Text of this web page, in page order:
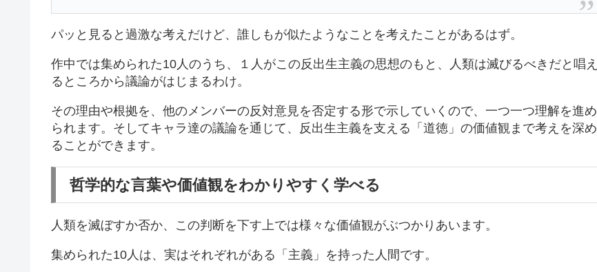
パッと見ると過激な考えだけど、誰しもが似たようなことを考えたことがあるはず。
作中では集められた10人のうち、１人がこの反出生主義の思想のもと、人類は滅びるべきだと唱え
るところから議論がはじまるわけ。
その理由や根拠を、他のメンバーの反対意見を否定する形で示していくので、一つ一つ理解を進め
られます。そしてキャラ達の議論を通じて、反出生主義を支える「道徳」の価値観まで考えを深め
ることができます。
哲学的な言葉や価値観をわかりやすく学べる
人類を滅ぼすか否か、この判断を下す上では様々な価値観がぶつかりあいます。
集められた10人は、実はそれぞれがある「主義」を持った人間です。